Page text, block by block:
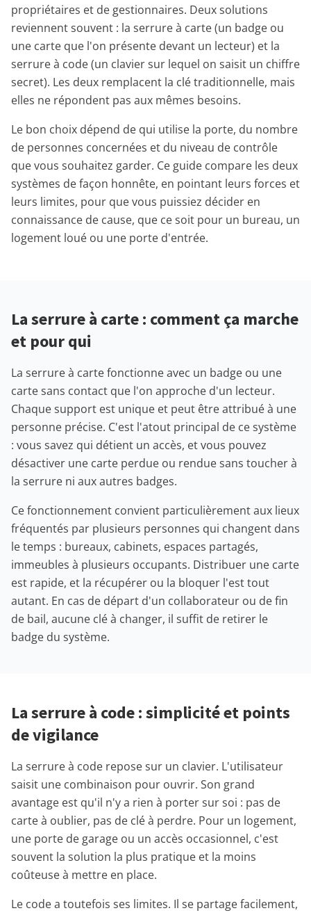
propriétaires et de gestionnaires. Deux solutions
reviennent souvent : la serrure à carte (un badge ou
une carte que l'on présente devant un lecteur) et la
serrure à code (un clavier sur lequel on saisit un chiffre
secret). Les deux remplacent la clé traditionnelle, mais
elles ne répondent pas aux mêmes besoins.
Le bon choix dépend de qui utilise la porte, du nombre
de personnes concernées et du niveau de contrôle
que vous souhaitez garder. Ce guide compare les deux
systèmes de façon honnête, en pointant leurs forces et
leurs limites, pour que vous puissiez décider en
connaissance de cause, que ce soit pour un bureau, un
logement loué ou une porte d'entrée.
La serrure à carte : comment ça marche
et pour qui
La serrure à carte fonctionne avec un badge ou une
carte sans contact que l'on approche d'un lecteur.
Chaque support est unique et peut être attribué à une
personne précise. C'est l'atout principal de ce système
: vous savez qui détient un accès, et vous pouvez
désactiver une carte perdue ou rendue sans toucher à
la serrure ni aux autres badges.
Ce fonctionnement convient particulièrement aux lieux
fréquentés par plusieurs personnes qui changent dans
le temps : bureaux, cabinets, espaces partagés,
immeubles à plusieurs occupants. Distribuer une carte
est rapide, et la récupérer ou la bloquer l'est tout
autant. En cas de départ d'un collaborateur ou de fin
de bail, aucune clé à changer, il suffit de retirer le
badge du système.
La serrure à code : simplicité et points
de vigilance
La serrure à code repose sur un clavier. L'utilisateur
saisit une combinaison pour ouvrir. Son grand
avantage est qu'il n'y a rien à porter sur soi : pas de
carte à oublier, pas de clé à perdre. Pour un logement,
une porte de garage ou un accès occasionnel, c'est
souvent la solution la plus pratique et la moins
coûteuse à mettre en place.
Le code a toutefois ses limites. Il se partage facilement,